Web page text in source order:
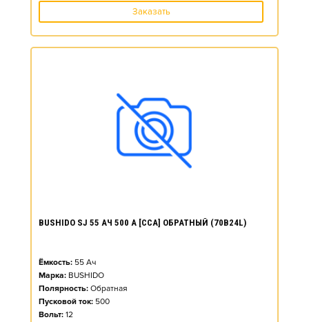
Заказать
BUSHIDO SJ 55 АЧ 500 А [CCA] ОБРАТНЫЙ (70B24L)
Ёмкость: 55 Ач
Марка: BUSHIDO
Полярность: Обратная
Пусковой ток: 500
Вольт: 12